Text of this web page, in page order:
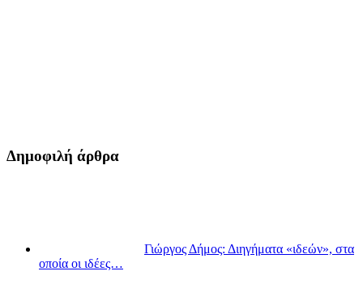
Δημοφιλή άρθρα
Γιώργος Δήμος: Διηγήματα «ιδεών», στα
οποία οι ιδέες…